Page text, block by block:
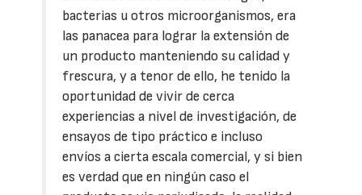
bacterias u otros microorganismos, era
las panacea para lograr la extensión de
un producto manteniendo su calidad y
frescura, y a tenor de ello, he tenido la
oportunidad de vivir de cerca
experiencias a nivel de investigación, de
ensayos de tipo práctico e incluso
envíos a cierta escala comercial, y si bien
es verdad que en ningún caso el